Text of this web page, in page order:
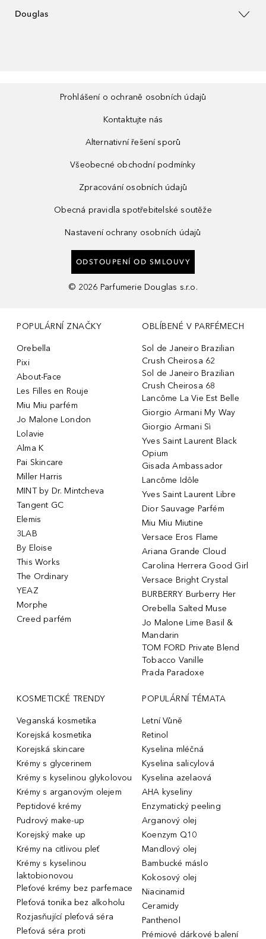
Douglas
Prohlášení o ochraně osobních údajů
Kontaktujte nás
Alternativní řešení sporů
Všeobecné obchodní podmínky
Zpracování osobních údajů
Obecná pravidla spotřebitelské soutěže
Nastavení ochrany osobních údajů
ODSTOUPENÍ OD SMLOUVY
© 2026 Parfumerie Douglas s.r.o.
POPULÁRNÍ ZNAČKY
Orebella
Pixi
About-Face
Les Filles en Rouje
Miu Miu parfém
Jo Malone London
Lolavie
Alma K
Pai Skincare
Miller Harris
MINT by Dr. Mintcheva
Tangent GC
Elemis
3LAB
By Eloise
This Works
The Ordinary
YEAZ
Morphe
Creed parfém
OBLÍBENÉ V PARFÉMECH
Sol de Janeiro Brazilian
Crush Cheirosa 62
Sol de Janeiro Brazilian
Crush Cheirosa 68
Lancôme La Vie Est Belle
Giorgio Armani My Way
Giorgio Armani Sì
Yves Saint Laurent Black
Opium
Gisada Ambassador
Lancôme Idôle
Yves Saint Laurent Libre
Dior Sauvage Parfém
Miu Miu Miutine
Versace Eros Flame
Ariana Grande Cloud
Carolina Herrera Good Girl
Versace Bright Crystal
BURBERRY Burberry Her
Orebella Salted Muse
Jo Malone Lime Basil &
Mandarin
TOM FORD Private Blend
Tobacco Vanille
Prada Paradoxe
KOSMETICKÉ TRENDY
Veganská kosmetika
Korejská kosmetika
Korejská skincare
Krémy s glycerinem
Krémy s kyselinou glykolovou
Krémy s arganovým olejem
Peptidové krémy
Pudrový make-up
Korejský make up
Krémy na citlivou pleť
Krémy s kyselinou
laktobionovou
Pleťové krémy bez parfemace
Pleťová tonika bez alkoholu
Rozjasňující pleťová séra
Pleťová séra proti
POPULÁRNÍ TÉMATA
Letní Vůně
Retinol
Kyselina mléčná
Kyselina salicylová
Kyselina azelaová
AHA kyseliny
Enzymatický peeling
Arganový olej
Koenzym Q10
Mandlový olej
Bambucké máslo
Kokosový olej
Niacinamid
Ceramidy
Panthenol
Prémiové dárkové balení